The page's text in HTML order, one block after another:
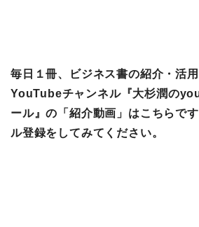
毎日１冊、ビジネス書の紹介・活
YouTubeチャンネル『大杉潤の
ール』の「紹介動画」はこちらで
ル登録をしてみてください。